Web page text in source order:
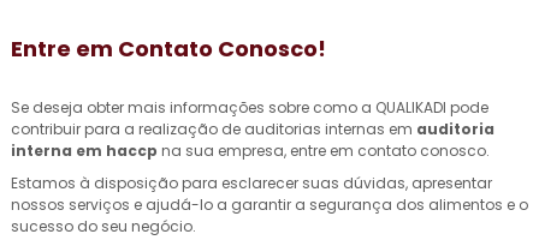
Entre em Contato Conosco!
Se deseja obter mais informações sobre como a QUALIKADI pode
contribuir para a realização de auditorias internas em auditoria
interna em haccp na sua empresa, entre em contato conosco.
Estamos à disposição para esclarecer suas dúvidas, apresentar
nossos serviços e ajudá-lo a garantir a segurança dos alimentos e o
sucesso do seu negócio.